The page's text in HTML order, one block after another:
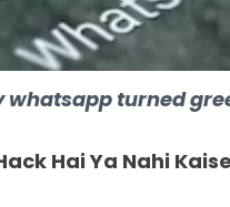
whatsapp turned
Hai Ya Nahi